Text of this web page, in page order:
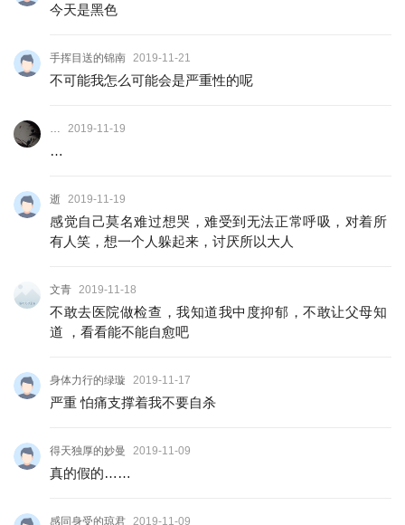
今天是黑色
手挥目送的锦南 2019-11-21
不可能我怎么可能会是严重性的呢
… 2019-11-19
…
逝 2019-11-19
感觉自己莫名难过想哭，难受到无法正常呼吸，对着所
有人笑，想一个人躲起来，讨厌所以大人
文青 2019-11-18
不敢去医院做检查，我知道我中度抑郁，不敢让父母知
道 ，看看能不能自愈吧
身体力行的绿璇 2019-11-17
严重 怕痛支撑着我不要自杀
得天独厚的妙曼 2019-11-09
真的假的……
感同身受的琼君 2019-11-09